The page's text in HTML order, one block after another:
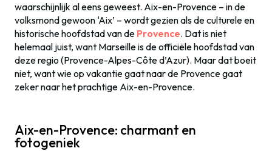
waarschijnlijk al eens geweest. Aix-en-Provence – in de
volksmond gewoon ‘Aix’ – wordt gezien als de culturele en
historische hoofdstad van de Provence. Dat is niet
helemaal juist, want Marseille is de officiële hoofdstad van
deze regio (Provence-Alpes-Côte d’Azur). Maar dat boeit
niet, want wie op vakantie gaat naar de Provence gaat
zeker naar het prachtige Aix-en-Provence.
Aix-en-Provence: charmant en
fotogeniek